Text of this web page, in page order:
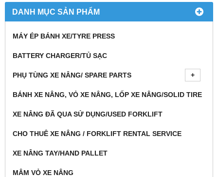
DANH MỤC SẢN PHẨM
MÁY ÉP BÁNH XE/TYRE PRESS
BATTERY CHARGER/TỦ SẠC
PHỤ TÙNG XE NÂNG/ SPARE PARTS
BÁNH XE NÂNG, VỎ XE NÂNG, LỐP XE NÂNG/SOLID TIRE
XE NÂNG ĐÃ QUA SỬ DỤNG/USED FORKLIFT
CHO THUÊ XE NÂNG / FORKLIFT RENTAL SERVICE
XE NÂNG TAY/HAND PALLET
MÂM VỎ XE NÂNG